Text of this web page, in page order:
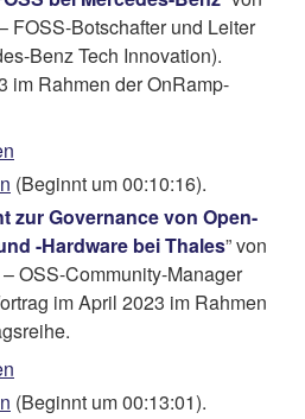
FOSS-Botschafter und Leiter
Benz Tech Innovation).
im Rahmen der OnRamp-
(Beginnt um 00:10:16).
zur Governance von Open-
-Hardware bei Thales” von
OSS-Community-Manager
im April 2023 im Rahmen
(Beginnt um 00:13:01).